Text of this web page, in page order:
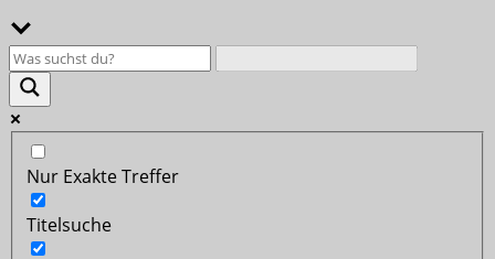
Nur Exakte Treffer
Titelsuche